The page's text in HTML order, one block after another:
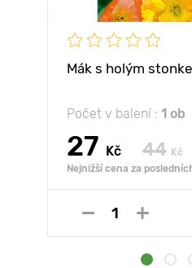
Mák s holým
Počet v balení : 1 ob
27 Kč 44 Kč
Nejnižší cena za